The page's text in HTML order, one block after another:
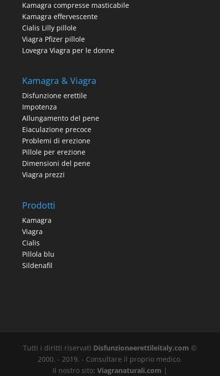
Kamagra compresse masticabile
Kamagra effervescente
Cialis Lilly pillole
Viagra Pfizer pillole
Lovegra Viagra per le donne
Kamagra & Viagra
Disfunzione erettile
Impotenza
Allungamento del pene
Eiaculazione precoce
Problemi di erezione
Pillole per erezione
Dimensioni del pene
Viagra prezzi
Prodotti
Kamagra
Viagra
Cialis
Pillola blu
Sildenafil
Tutti i diritti riservati Disfunzioneerettileitaly.com ©
2000. - 2019. - Consultare il proprio medico.
Il nostro sito: Viagranaturali.com |